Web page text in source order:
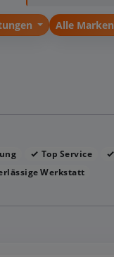
Alle Marken
Top Service
Werkstatt